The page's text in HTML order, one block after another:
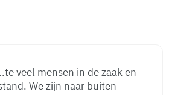
veel mensen in de zaak en
We zijn naar buiten